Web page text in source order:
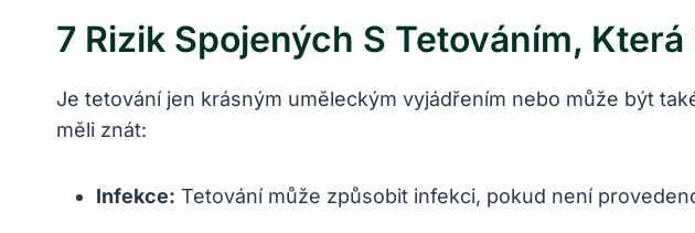
7 Rizik Spojených S Tetováním,
Je tetování jen krásným uměleckým vyjádřením nebo může být
měli znát:
Infekce: Tetování může způsobit infekci, pokud není